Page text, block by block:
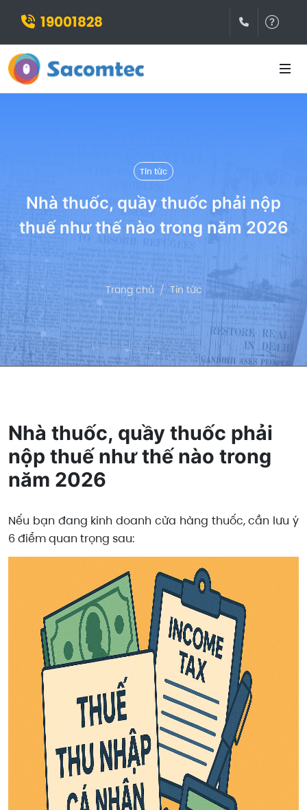
19001828
Tin tức
Nhà thuốc, quầy thuốc phải nộp
thuế như thế nào trong năm 2026
Trang chủ Tin tức
Nhà thuốc, quầy thuốc phải
nộp thuế như thế nào trong
năm 2026
Nếu bạn đang kinh doanh cửa hàng thuốc, cần lưu ý
6 điểm quan trọng sau: